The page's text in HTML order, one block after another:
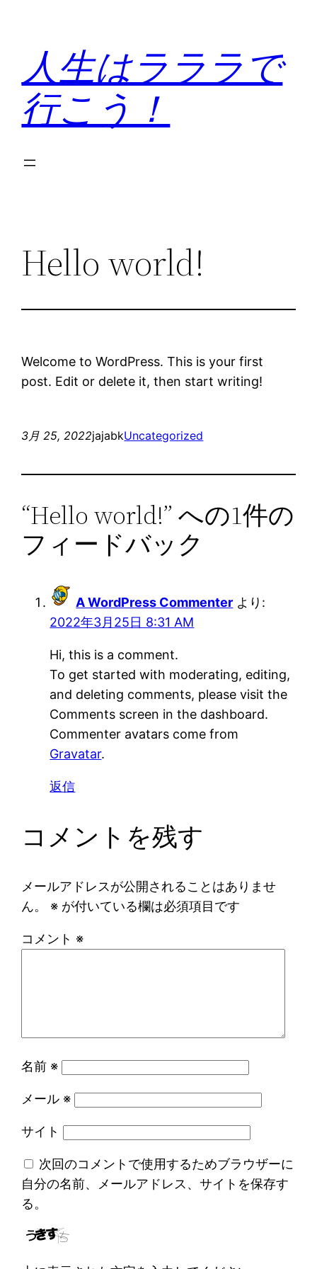
人生はラララで
行こう！
Hello world!
Welcome to WordPress. This is your first
post. Edit or delete it, then start writing!
3月 25, 2022jajabkUncategorized
“Hello world!” への1件の
フィードバック
A WordPress Commenter より:
2022年3月25日 8:31 AM
Hi, this is a comment.
To get started with moderating, editing,
and deleting comments, please visit the
Comments screen in the dashboard.
Commenter avatars come from
Gravatar.
返信
コメントを残す
メールアドレスが公開されることはありませ
ん。
※ が付いている欄は必須項目です
コメント ※
名前 ※
メール ※
サイト
次回のコメントで使用するためブラウザーに
自分の名前、メールアドレス、サイトを保存す
る。